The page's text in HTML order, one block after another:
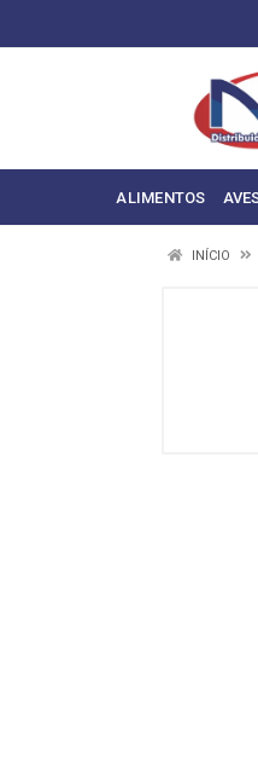
ALIMENTOS
INÍCIO